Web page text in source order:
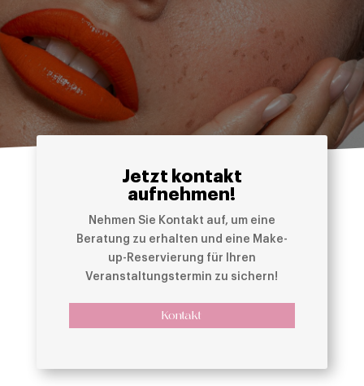
Jetzt kontakt
aufnehmen!
Nehmen Sie Kontakt auf, um eine
Beratung zu erhalten und eine Make-
up-Reservierung für Ihren
Veranstaltungstermin zu sichern!
Kontakt